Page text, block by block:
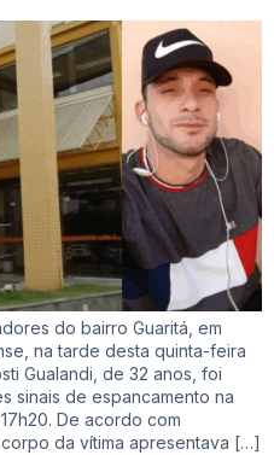
do bairro Guaritá, em
na tarde desta quinta-feira
Gualandi, de 32 anos, foi
sinais de espancamento na
De acordo com
da vítima apresentava […]